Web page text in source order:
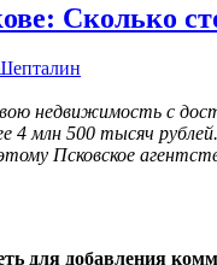
Сколько
недвижимость с
4 млн 500 тысяч
Псковское
для добавления